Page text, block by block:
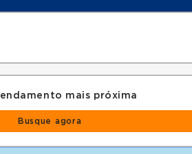
mais próxima
Busque agora